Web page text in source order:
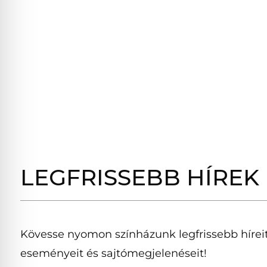
LEGFRISSEBB HÍREK
Kövesse nyomon színházunk legfrissebb
eseményeit és sajtómegjelenéseit!